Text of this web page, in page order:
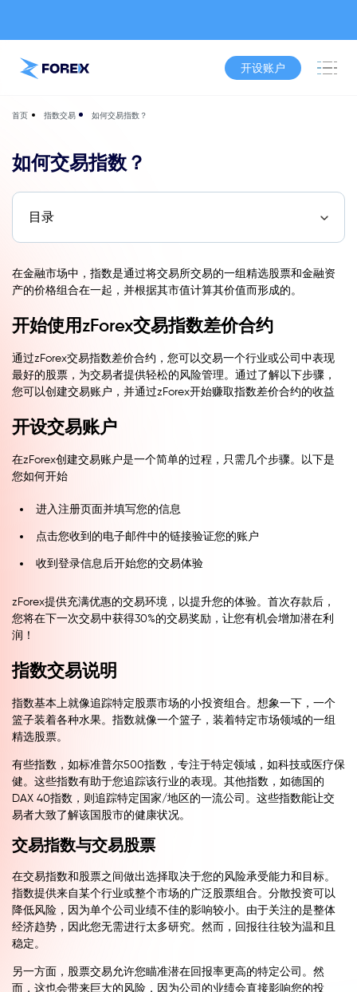
开设账户
首页 指数交易 如何交易指数？
如何交易指数？
目录
在金融市场中，指数是通过将交易所交易的一组精选股票和金融资
产的价格组合在一起，并根据其市值计算其价值而形成的。
开始使用zForex交易指数差价合约
通过zForex交易指数差价合约，您可以交易一个行业或公司中表现
最好的股票，为交易者提供轻松的风险管理。通过了解以下步骤，
您可以创建交易账户，并通过zForex开始赚取指数差价合约的收益
开设交易账户
在zForex创建交易账户是一个简单的过程，只需几个步骤。以下是
您如何开始
进入注册页面并填写您的信息
点击您收到的电子邮件中的链接验证您的账户
收到登录信息后开始您的交易体验
zForex提供充满优惠的交易环境，以提升您的体验。首次存款后，
您将在下一次交易中获得30%的交易奖励，让您有机会增加潜在利
润！
指数交易说明
指数基本上就像追踪特定股票市场的小投资组合。想象一下，一个
篮子装着各种水果。指数就像一个篮子，装着特定市场领域的一组
精选股票。
有些指数，如标准普尔500指数，专注于特定领域，如科技或医疗保
健。这些指数有助于您追踪该行业的表现。其他指数，如德国的
DAX 40指数，则追踪特定国家/地区的一流公司。这些指数能让交
易者大致了解该国股市的健康状况。
交易指数与交易股票
在交易指数和股票之间做出选择取决于您的风险承受能力和目标。
指数提供来自某个行业或整个市场的广泛股票组合。分散投资可以
降低风险，因为单个公司业绩不佳的影响较小。由于关注的是整体
经济趋势，因此您无需进行太多研究。然而，回报往往较为温和且
稳定。
另一方面，股票交易允许您瞄准潜在回报率更高的特定公司。然
而，这也会带来巨大的风险，因为公司的业绩会直接影响您的投